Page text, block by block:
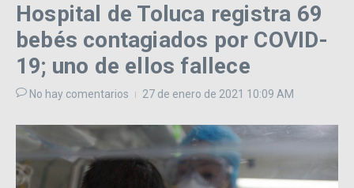
Hospital de Toluca registra 69
bebés contagiados por COVID-
19; uno de ellos fallece
No hay comentarios 27 de enero de 2021 10:09 AM